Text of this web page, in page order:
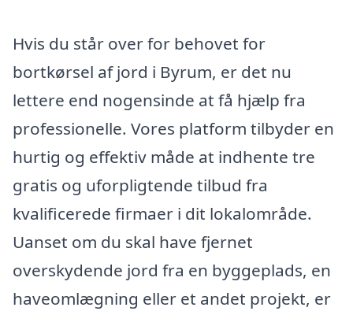
Hvis du står over for behovet for
bortkørsel af jord i Byrum, er det nu
lettere end nogensinde at få hjælp fra
professionelle. Vores platform tilbyder en
hurtig og effektiv måde at indhente tre
gratis og uforpligtende tilbud fra
kvalificerede firmaer i dit lokalområde.
Uanset om du skal have fjernet
overskydende jord fra en byggeplads, en
haveomlægning eller et andet projekt, er